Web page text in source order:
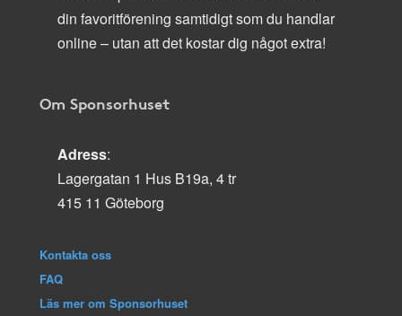
din favoritförening samtidigt som du handlar
online – utan att det kostar dig något extra!
Om Sponsorhuset
Adress:
Lagergatan 1 Hus B19a, 4 tr
415 11 Göteborg
Kontakta oss
FAQ
Läs mer om Sponsorhuset